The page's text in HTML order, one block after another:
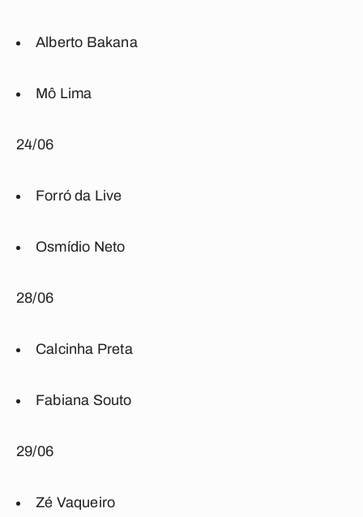
Alberto Bakana
Mô Lima
24/06
Forró da Live
Osmídio Neto
28/06
Calcinha Preta
Fabiana Souto
29/06
Zé Vaqueiro